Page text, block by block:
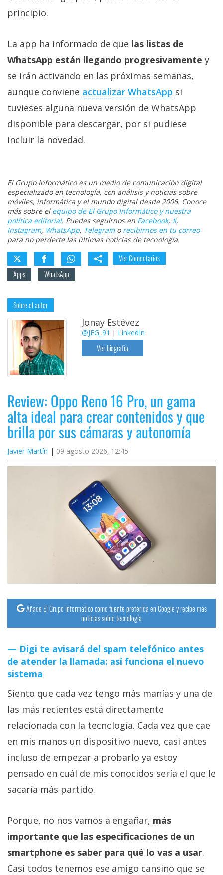
principio.
La app ha informado de que las listas de
WhatsApp están llegando progresivamente y
se irán activando en las próximas semanas,
aunque conviene actualizar WhatsApp si
tuvieses alguna nueva versión de WhatsApp
disponible para descargar, por si pudiese
incluir la novedad.
El Grupo Informático es un medio de comunicación digital
especializado en tecnología, con análisis y noticias sobre
móviles, informática y el mundo digital desde 2006. Conoce
más sobre el equipo de El Grupo Informático y nuestra
política editorial. Puedes seguirnos en Facebook, X,
Instagram, WhatsApp, Telegramo recibirnos en tu correo
para no perderte las últimas noticias de tecnología.
Ver Comentarios
Apps
WhatsApp
Sobre el autor
Jonay Estévez
@JEG_91 | LinkedIn
Ver biografía
Review: Oppo Reno 16 Pro, un gama
alta ideal para crear contenidos y que
brilla por sus cámaras y autonomía
Javier Martín 09 agosto 2026, 12:45
Añade El Grupo Informático como fuente preferida en Google y recibe más
noticias sobre tecnología
Digi te avisará del spam telefónico antes
de atender la llamada: así funciona el nuevo
sistema
Siento que cada vez tengo más manías y una de
las más recientes está directamente
relacionada con la tecnología. Cada vez que cae
en mis manos un dispositivo nuevo, casi antes
incluso de empezar a probarlo ya estoy
pensado en cuál de mis conocidos sería el que le
sacaría más partido.
Porque, no nos vamos a engañar, más
importante que las especificaciones de un
smartphone es saber para qué lo vas a usar.
Casi todos tenemos ese amigo cansino que se